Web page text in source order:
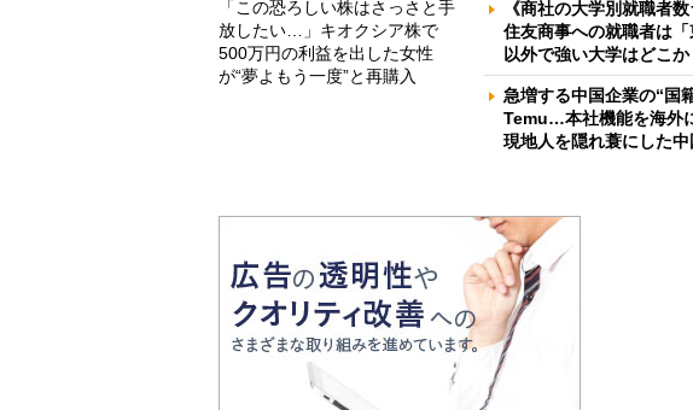
「この恐ろしい株はさっさと手
放したい…」キオクシア株で
500万円の利益を出した女性
が“夢よもう一度”と再購入
《商社の大学別就職者
住友商事への就職者は
以外で強い大学はどこか
急増する中国企業の“国
Temu…本社機能を海外
現地人を隠れ蓑にした